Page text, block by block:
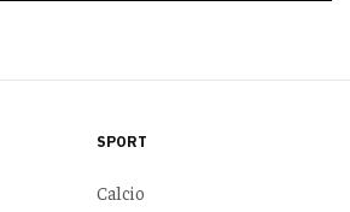
SPORT
Calcio